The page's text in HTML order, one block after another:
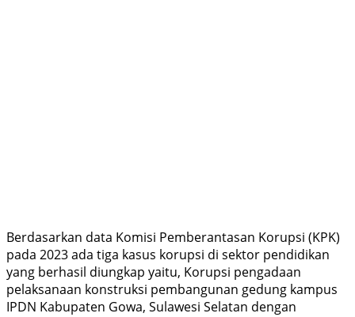
Berdasarkan data Komisi Pemberantasan Korupsi (KPK)
pada 2023 ada tiga kasus korupsi di sektor pendidikan
yang berhasil diungkap yaitu, Korupsi pengadaan
pelaksanaan konstruksi pembangunan gedung kampus
IPDN Kabupaten Gowa, Sulawesi Selatan dengan